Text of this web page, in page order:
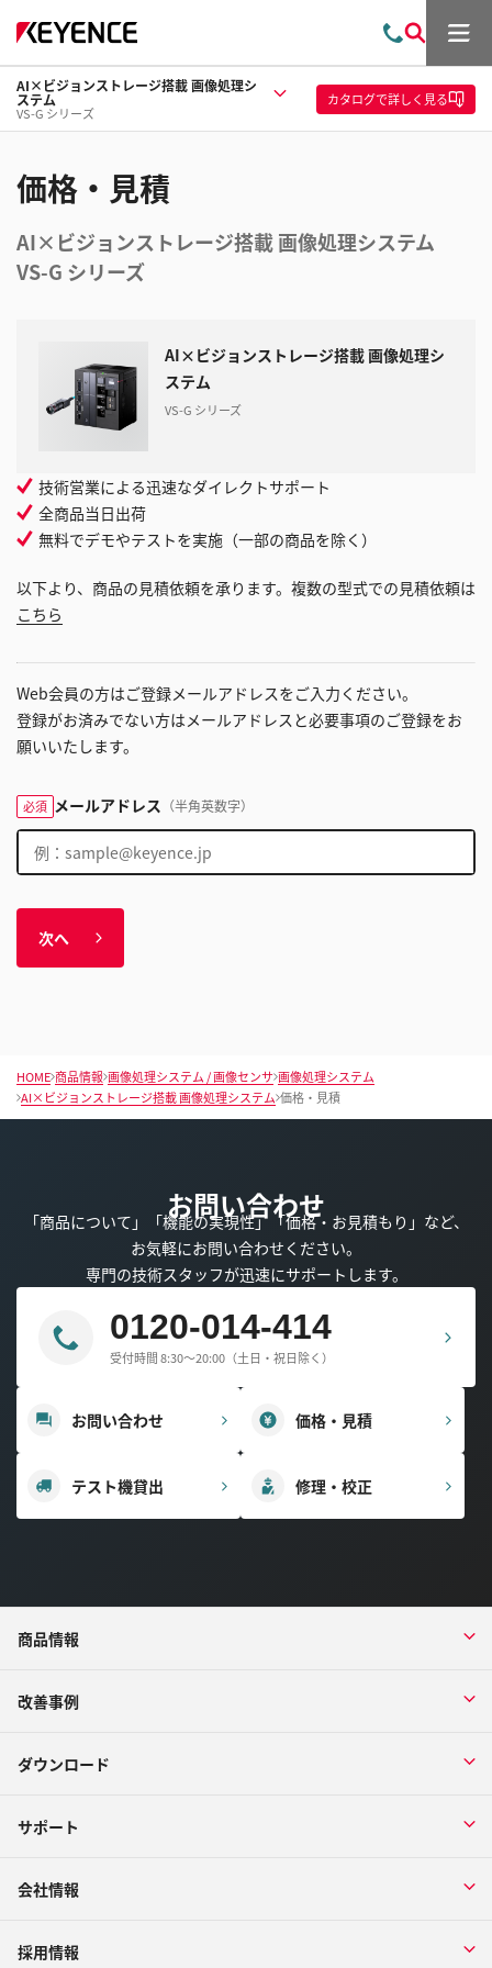
問
い
合
索
メ
ー
AI×ビジョンストレージ搭載 画像処理シ
ステム
VS-G シリーズ
カタログで詳しく見る
価格・見積
AI×ビジョンストレージ搭載 画像処理システム
VS-G シリーズ
AI×ビジョンストレージ搭載 画像処理シ
ステム
VS-G シリーズ
技術営業による迅速なダイレクトサポート
全商品当日出荷
無料でデモやテストを実施（一部の商品を除く）
以下より、商品の見積依頼を承ります。複数の型式での見積依頼は
こちら
Web会員の方はご登録メールアドレスをご入力ください。
登録がお済みでない方はメールアドレスと必要事項のご登録をお
願いいたします。
必須 メールアドレス （半角英数字）
次へ
HOME 商品情報 画像処理システム / 画像センサ 画像処理システム
AI×ビジョンストレージ搭載 画像処理システム 価格・見積
お問い合わせ
「商品について」「機能の実現性」「価格・お見積もり」など、
お気軽にお問い合わせください。
専門の技術スタッフが迅速にサポートします。
0120-014-414
受付時間 8:30～20:00（土日・祝日除く）
お問い合わせ 価格・見積
テスト機貸出 修理・校正
商品情報
改善事例
ダウンロード
サポート
会社情報
採用情報